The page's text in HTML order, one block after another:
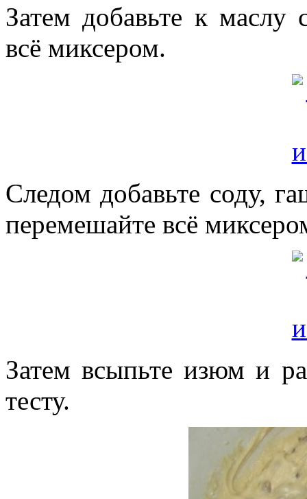
Затем добавьте к маслу
всё миксером.
Следом добавьте соду,
перемешайте всё
Затем всыпьте изюм и
тесту.